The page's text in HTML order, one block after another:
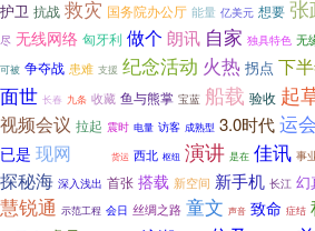
护卫 抗战 救灾 国务院办公厅 能量 亿美元 想要 张
尽 无线网络 匈牙利 做个 朗讯 自家 独具特色 无
可被 争夺战 患难 支援 纪念活动 火热 拐点 下
面世 长春 九条 收藏 鱼与熊掌 宝蓝 船载 验收 起
视频会议 拉起 震时 电量 访客 成熟型 3.0时代运会
已是 现网 货运 西北 枢纽 演讲 是在 佳讯 事
探秘海 深入浅出 首张 搭载 新空间 新手机 长江 幻
慧锐通 示范工程 会日 丝绸之路 童文 声音 致命 症结